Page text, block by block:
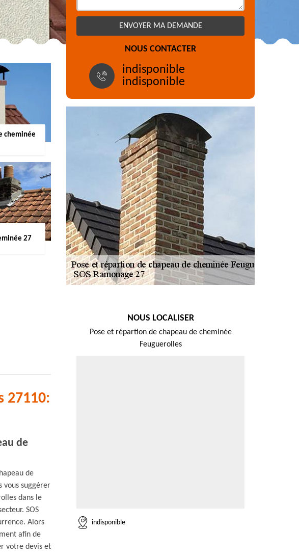
cheminée
27
27110:
de
de
vous suggérer
dans le
SOS
Alors
afin de
votre devis et
NOUS CONTACTER
indisponible
indisponible
NOUS LOCALISER
Pose et répartion de chapeau de cheminée
Feuguerolles
indisponible